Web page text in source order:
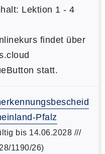
Lektion 1 - 4
findet über
statt.
Pfalz
bis 14.06.2028 ///
1190/26)